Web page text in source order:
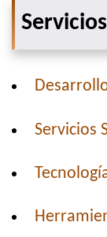
Servicios